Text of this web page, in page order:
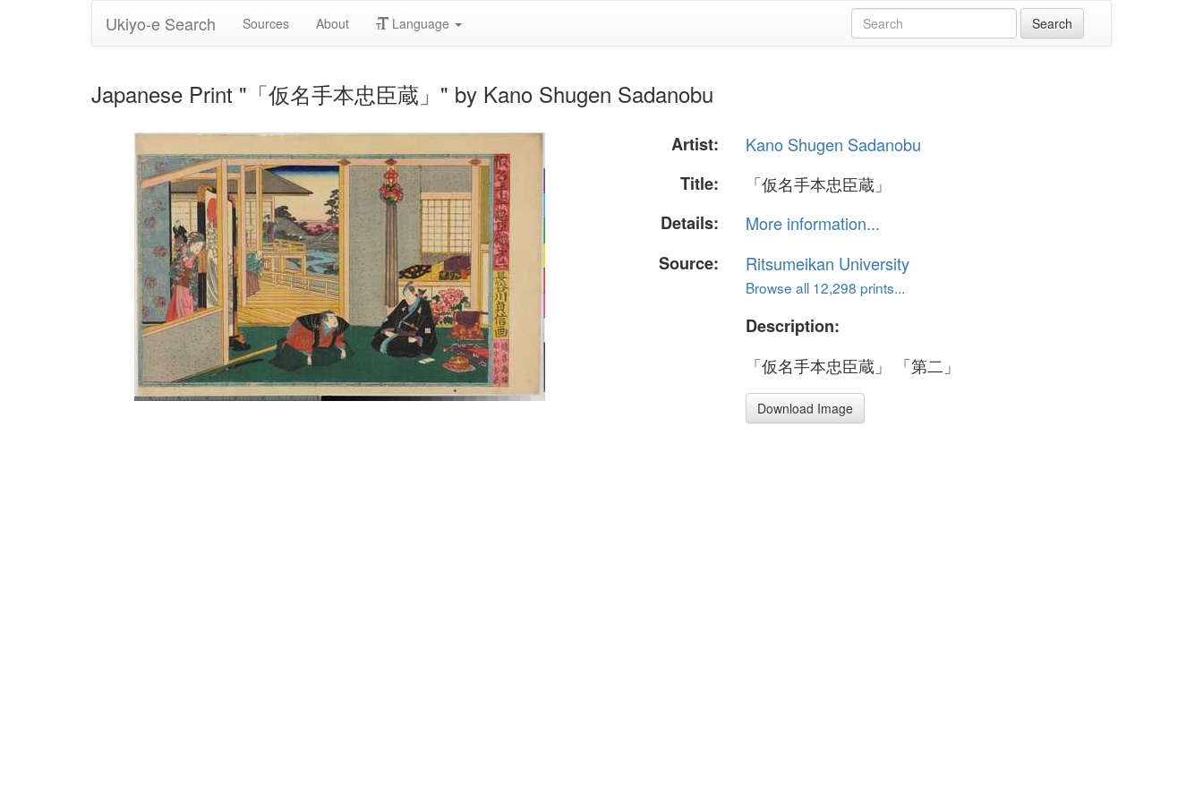
Ukiyo-e Search Sources About Language
Japanese Print "「仮名手本忠臣蔵」" by Kano Shugen Sadanobu
Artist:
Kano Shugen Sadanobu
Title:
「仮名手本忠臣蔵」
Details:
More information...
Source:
Ritsumeikan University
Browse all 12,298 prints...
Description:
「仮名手本忠臣蔵」 「第二」
Download Image